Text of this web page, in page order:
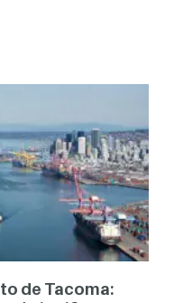
de Tacoma: